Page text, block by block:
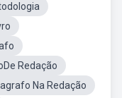
Redação
Na Redação